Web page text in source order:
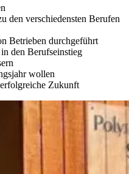
den verschiedensten Berufen
Betrieben durchgeführt
den Berufseinstieg
wollen
Zukunft